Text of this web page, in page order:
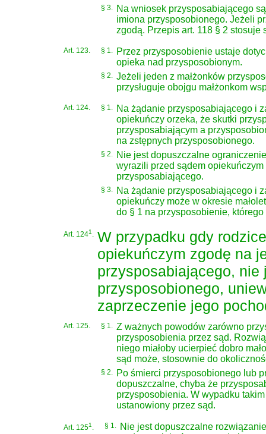
§ 3. Na wniosek przysposabiającego
imiona przysposobionego. Jeżeli
zgodą. Przepis art. 118 § 2 stosuje
Art. 123. § 1. Przez przysposobienie ustaje
opieka nad przysposobionym.
§ 2. Jeżeli jeden z małżonków
przysługuje obojgu małżonkom
Art. 124. § 1. Na żądanie przysposabiającego i
opiekuńczy orzeka, że skutki
przysposabiającym a
na zstępnych przysposobionego.
§ 2. Nie jest dopuszczalne
wyrazili przed sądem
przysposabiającego.
§ 3. Na żądanie przysposabiającego i
opiekuńczy może w okresie
do § 1 na przysposobienie,
Art. 1241 . W przypadku gdy
opiekuńczym zgodę na
przysposabiającego,
przysposobionego,
zaprzeczenie jego
Art. 125. § 1. Z ważnych powodów zarówno
przysposobienia przez sąd.
niego miałoby ucierpieć dobro
sąd może, stosownie do
§ 2. Po śmierci przysposobionego lub
dopuszczalne, chyba że
przysposobienia. W wypadku
ustanowiony przez sąd.
Art. 1251 . § 1. Nie jest dopuszczalne